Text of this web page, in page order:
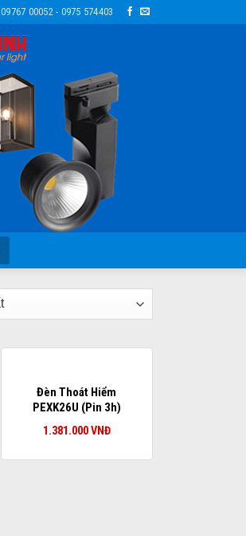
09767 00052 - 0975 574403
Đèn Thoát Hiểm
PEXK26U (Pin 3h)
1.381.000VNĐ